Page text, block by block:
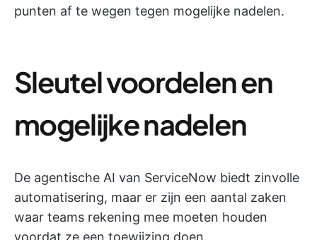
punten af te wegen tegen mogelijke nadelen.
Sleutel voordelen en
mogelijke nadelen
De agentische AI van ServiceNow biedt zinvolle
automatisering, maar er zijn een aantal zaken
waar teams rekening mee moeten houden
voordat ze een toewijzing doen.